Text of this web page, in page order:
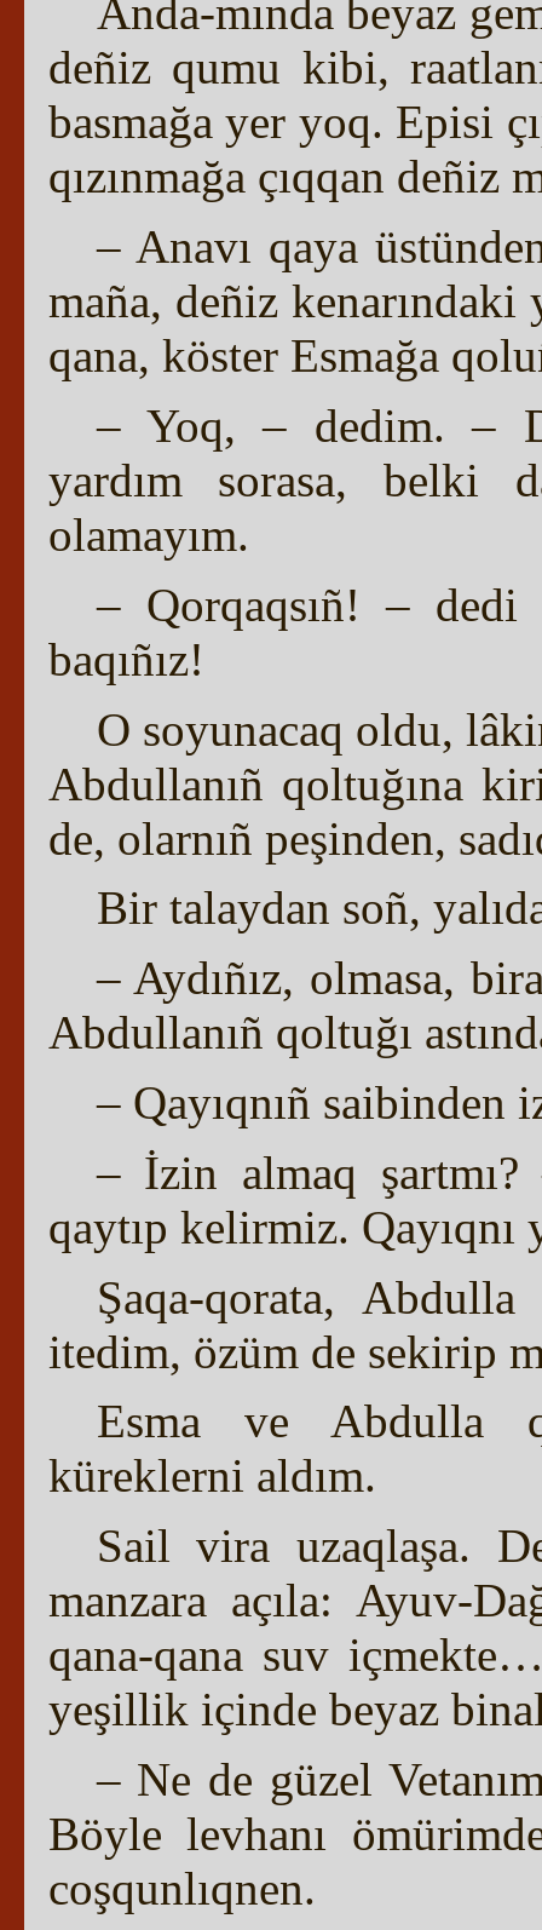
Anda-mında beyaz
deñiz qumu kibi,
basmağa yer yoq. Episi
qızınmağa çıqqan deñiz
– Anavı qaya
maña, deñiz kenarındaki
qana, köster Esmağa
– Yoq, – dedim. –
yardım sorasa, belki
olamayım.
– Qorqaqsıñ! –
baqıñız!
O soyunacaq oldu,
Abdullanıñ qoltuğına
de, olarnıñ peşinden,
Bir talaydan soñ,
– Aydıñız, olmasa,
Abdullanıñ qoltuğı
– Qayıqnıñ saibinden
– İzin almaq
qaytıp kelirmiz. Qayıqnı
Şaqa-qorata, Abdulla
itedim, özüm de sekirip
Esma ve Abdulla
küreklerni aldım.
Sail vira uzaqlaşa.
manzara açıla: Ayuv-
qana-qana suv
yeşillik içinde beyaz
– Ne de güzel
Böyle levhanı
coşqunlıqnen.